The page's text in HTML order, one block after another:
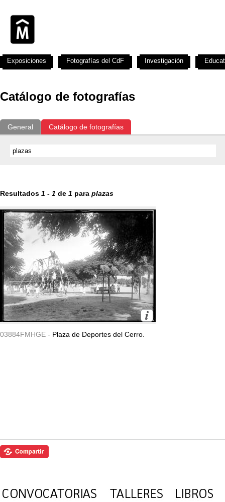
Catálogo de fotografías
General Catálogo de fotografías
Resultados 1 - 1 de 1 para plazas
03884FMHGE - Plaza de Deportes del Cerro.
Exposiciones Fotografías del CdF Investigación